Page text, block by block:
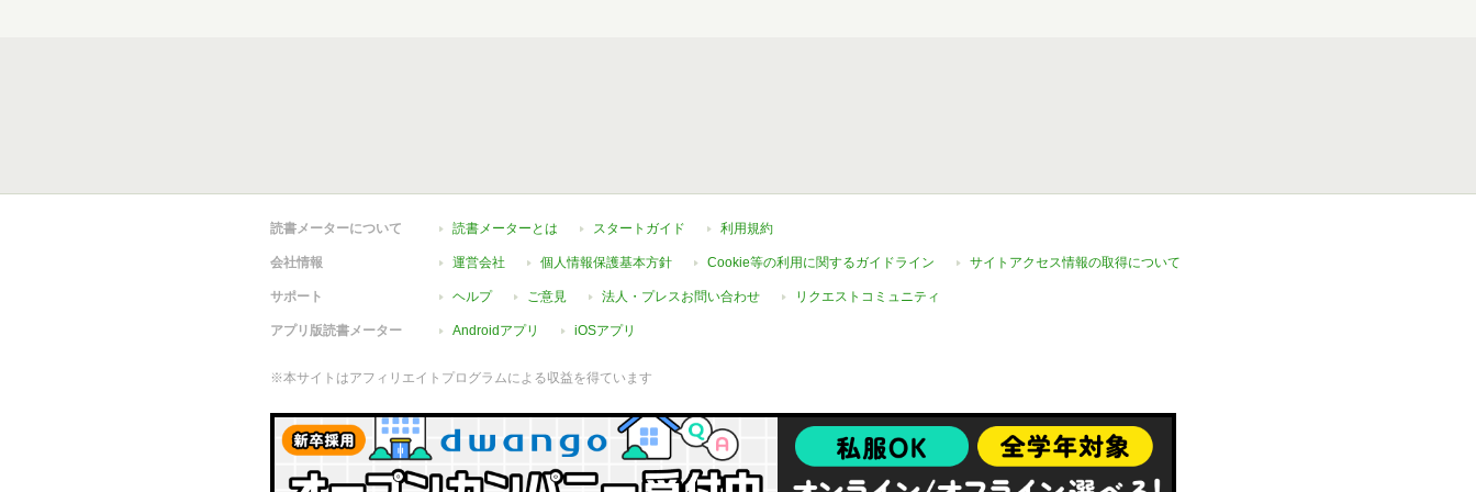
読書メーターについて 読書メーターとは スタートガイド 利用規約
会社情報 運営会社 個人情報保護基本方針 Cookie等の利用に関するガイドライン サイトアクセス情報の取得について
サポート ヘルプ ご意見 法人・プレスお問い合わせ リクエストコミュニティ
アプリ版読書メーター Androidアプリ iOSアプリ
※本サイトはアフィリエイトプログラムによる収益を得ています